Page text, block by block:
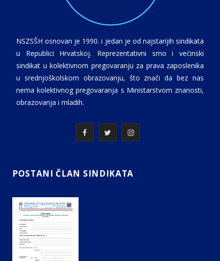
NSZSŠH osnovan je 1990. i jedan je od najstarijih sindikata
u Republici Hrvatskoj. Reprezentativni smo i većinski
sindikat u kolektivnom pregovaranju za prava zaposlenika
u srednjoškolskom obrazovanju, što znači da bez nas
nema kolektivnog pregovaranja s Ministarstvom znanosti,
obrazovanja i mladih.
F
c
i
I
POSTANI ČLAN SINDIKATA